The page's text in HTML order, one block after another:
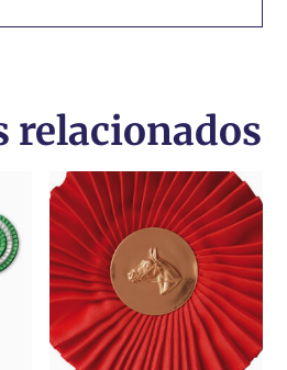
relacionados